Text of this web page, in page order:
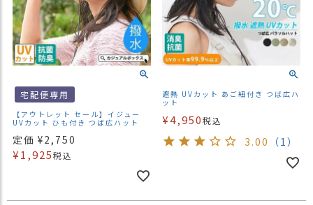
宅配便専用
【アウトレット セール】イジュー
UVカット ひも付き つば広ハット
定価 ¥2,750
¥1,925税込
遮熱 UVカット あご紐付き つば広ハ
ット
¥4,950税込
3.00 （1）